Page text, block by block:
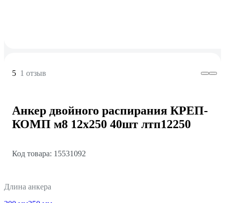
5 1 отзыв
Анкер двойного распирания КРЕП-
КОМП м8 12х250 40шт лтп12250
Код товара: 15531092
Длина анкера